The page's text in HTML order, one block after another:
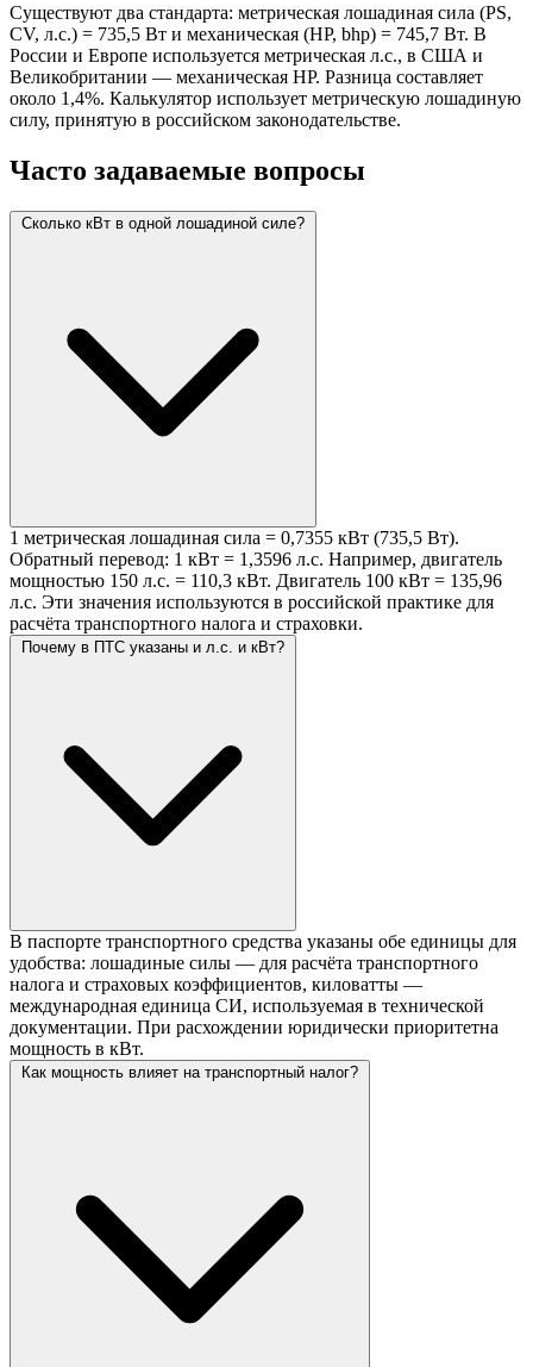
Существуют два стандарта: метрическая лошадиная сила (PS,
CV, л.с.) = 735,5 Вт и механическая (HP, bhp) = 745,7 Вт. В
России и Европе используется метрическая л.с., в США и
Великобритании — механическая HP. Разница составляет
около 1,4%. Калькулятор использует метрическую лошадиную
силу, принятую в российском законодательстве.
Часто задаваемые вопросы
Сколько кВт в одной лошадиной силе?
1 метрическая лошадиная сила = 0,7355 кВт (735,5 Вт).
Обратный перевод: 1 кВт = 1,3596 л.с. Например, двигатель
мощностью 150 л.с. = 110,3 кВт. Двигатель 100 кВт = 135,96
л.с. Эти значения используются в российской практике для
расчёта транспортного налога и страховки.
Почему в ПТС указаны и л.с. и кВт?
В паспорте транспортного средства указаны обе единицы для
удобства: лошадиные силы — для расчёта транспортного
налога и страховых коэффициентов, киловатты —
международная единица СИ, используемая в технической
документации. При расхождении юридически приоритетна
мощность в кВт.
Как мощность влияет на транспортный налог?